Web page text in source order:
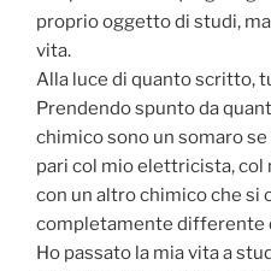
proprio oggetto di studi,
vita.
Alla luce di quanto scritto,
Prendendo spunto da
chimico sono un somaro
pari col mio elettricista, col
con un altro chimico che si
completamente differente
Ho passato la mia vita a